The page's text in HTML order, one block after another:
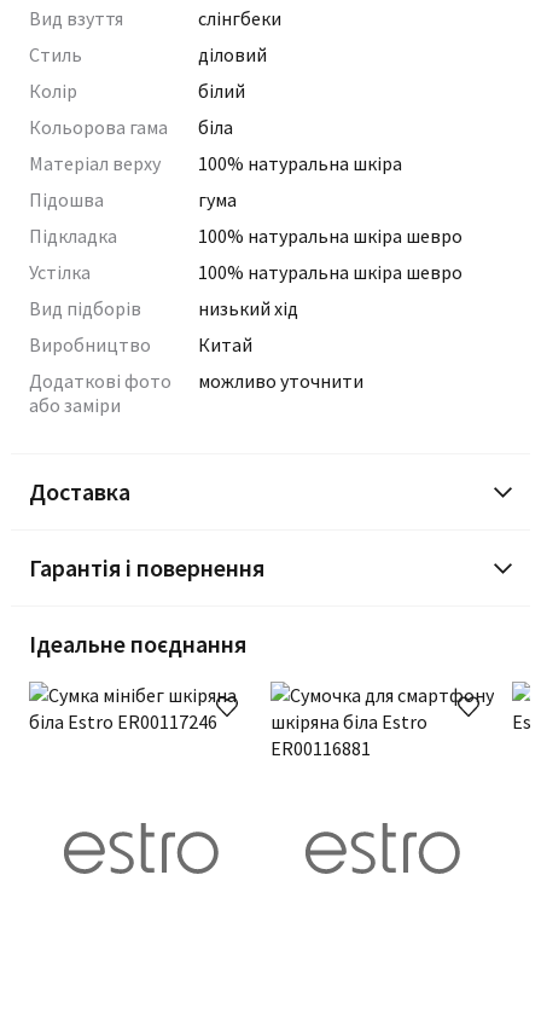
Вид взуття
слінгбеки
Стиль
діловий
Колір
білий
Кольорова гама
біла
Матеріал верху
100% натуральна шкіра
Підошва
гума
Підкладка
100% натуральна шкіра шевро
Устілка
100% натуральна шкіра шевро
Вид підборів
низький хід
Виробництво
Китай
Додаткові фото
або заміри
можливо уточнити
Доставка
Гарантія і повернення
Ідеальне поєднання